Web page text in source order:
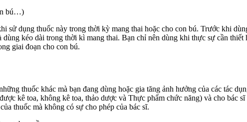
bú…)
sử dụng thuốc này trong thời kỳ mang thai hoặc cho con bú. Trước khi
kéo dài trong thời kì mang thai. Bạn chỉ nên dùng khi thực sự cần
giai đoạn cho con bú.
thuốc khác mà bạn đang dùng hoặc gia tăng ảnh hưởng của các tác
kê toa, không kê toa, thảo dược và Thực phẩm chức năng) và cho bác
thuốc mà không có sự cho phép của bác sĩ.